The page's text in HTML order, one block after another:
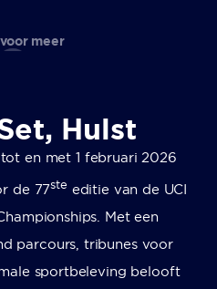
meer
Hulst
en met 1 februari 2026
de 77ste editie van de UCI
Met een
parcours, tribunes voor
sportbeleving belooft